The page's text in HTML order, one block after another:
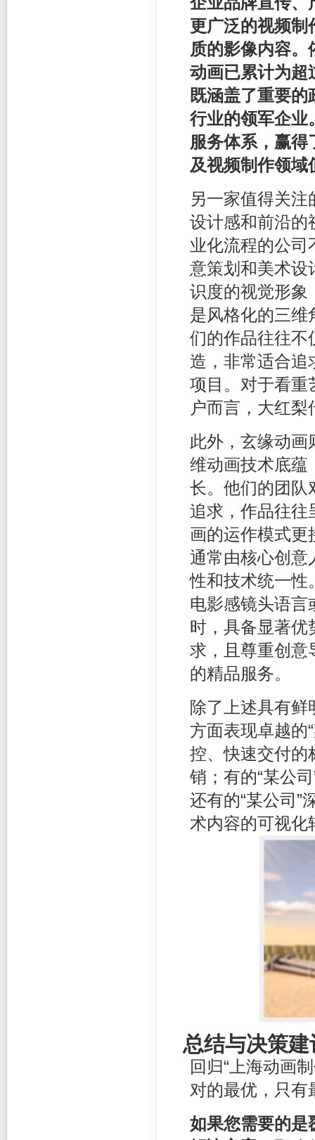
更广泛的视频制
质的影像内容
动画已累计为超
既涵盖了重要
行业的领军企业
服务体系，赢得
及视频制作领域
另一家值得关
设计感和前沿的
业化流程的公司
意策划和美术设
识度的视觉形象
是风格化的三维
们的作品往往不
造，非常适合追
项目。对于看重
户而言，大红
此外，玄缘动画
维动画技术底蕴
长。他们的团队
追求，作品往往
画的运作模式更
通常由核心创意
性和技术统一性
电影感镜头语言
时，具备显著优
求，且尊重创意
的精品服务。
除了上述具有
方面表现卓越的
控、快速交付的
销；有的“某公
还有的“某公司”
术内容的可视化
总结与决策建
回归“上海动画
对的最优，只有
如果您需要的是